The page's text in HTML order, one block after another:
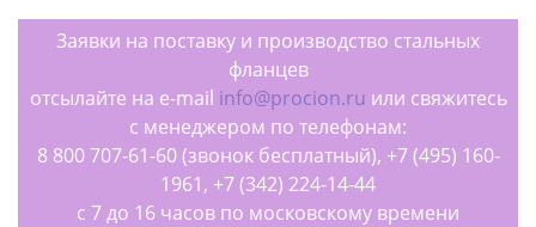
Заявки на поставку и производство стальных
фланцев
отсылайте на e-mail info@procion.ru или свяжитесь
с менеджером по телефонам:
8 800 707-61-60 (звонок бесплатный), +7 (495) 160-
1961, +7 (342) 224-14-44
с 7 до 16 часов по московскому времени